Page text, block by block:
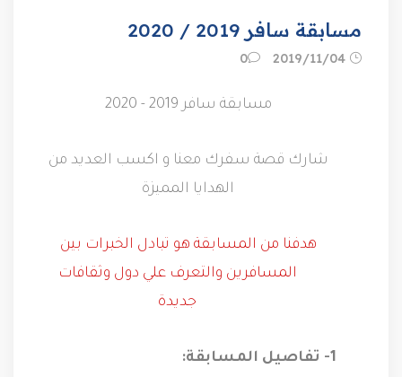
مسابقة سافر 2019 / 2020
0
مسابقة سافر 2019 - 2020
شارك قصة سفرك معنا و اكسب العديد من
الهدايا المميزة
هدفنا من المسابقة هو تبادل الخبرات بين
المسافرين والتعرف علي دول وثقافات
جديدة
1- تفاصيل المسابقة: